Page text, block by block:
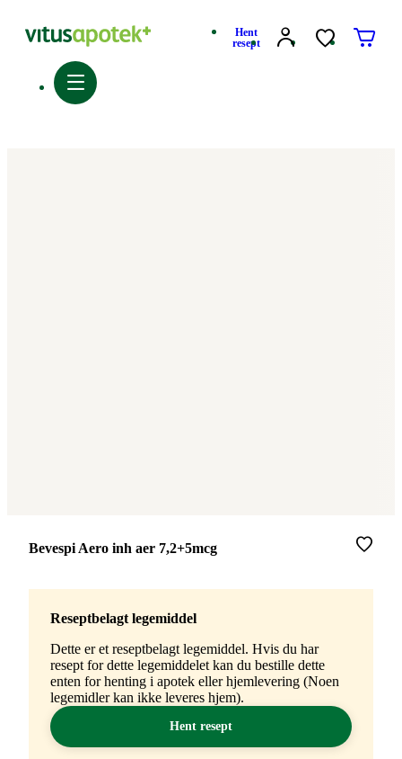
Hent
resept
Merke:
Bevespi Aero inh aer 7,2+5mcg
Reseptbelagt legemiddel
Dette er et reseptbelagt legemiddel. Hvis du har
resept for dette legemiddelet kan du bestille dette
enten for henting i apotek eller hjemlevering (Noen
legemidler kan ikke leveres hjem).
Hent resept